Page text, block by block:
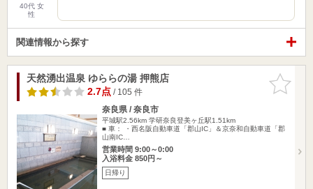
40代 女
性
関連情報から探す
お気に入
りに追加
天然湧出温泉 ゆららの湯 押熊店
2.7点/ 105 件
奈良県 / 奈良市
平城駅2.56km 学研奈良登美ヶ丘駅1.51km
■ 車： ・西名阪自動車道「郡山IC」＆京奈和自動車道「郡
山南IC…
営業時間 9:00～0:00
入浴料金 850円～
日帰り